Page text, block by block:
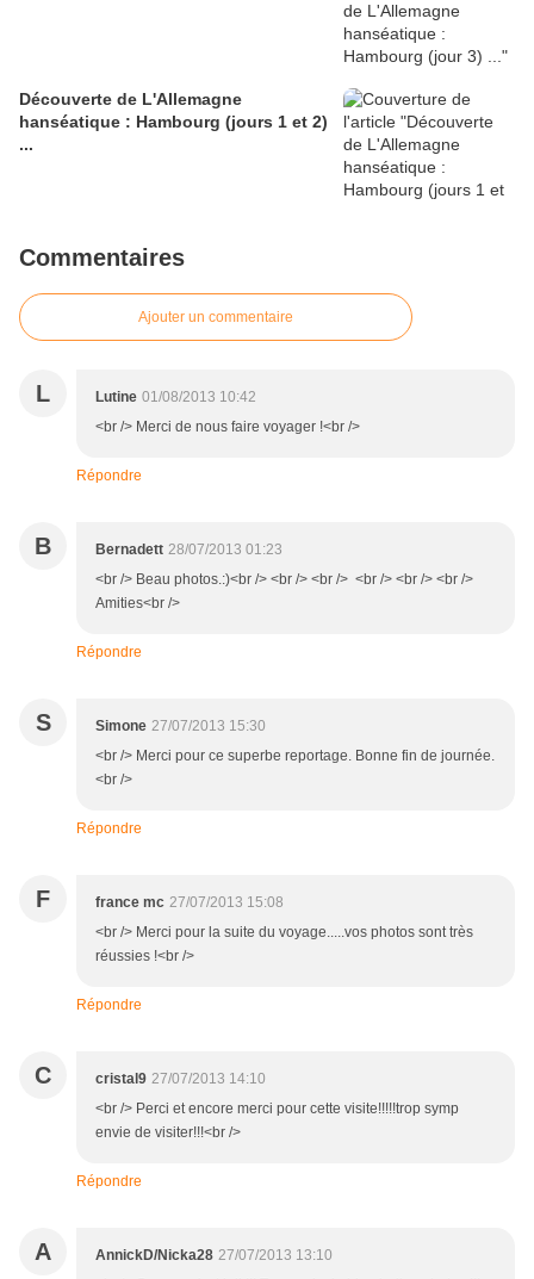
Découverte de L'Allemagne
hanséatique : Hambourg (jours 1 et 2)
...
Commentaires
Ajouter un commentaire
L Lutine 01/08/2013 10:42
<br /> Merci de nous faire voyager !<br />
Répondre
B Bernadett 28/07/2013 01:23
<br /> Beau photos.:)<br /> <br /> <br /> <br /> <br /> <br />
Amities<br />
Répondre
S Simone 27/07/2013 15:30
<br /> Merci pour ce superbe reportage. Bonne fin de journée.
<br />
Répondre
F france mc 27/07/2013 15:08
<br /> Merci pour la suite du voyage.....vos photos sont très
réussies !<br />
Répondre
C cristal9 27/07/2013 14:10
<br /> Perci et encore merci pour cette visite!!!!!trop symp
envie de visiter!!!<br />
Répondre
A AnnickD/Nicka28 27/07/2013 13:10